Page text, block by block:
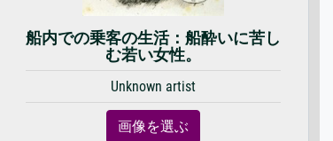
船内での乗客の生活：船酔いに苦し
む若い女性。
Unknown artist
画像を選ぶ